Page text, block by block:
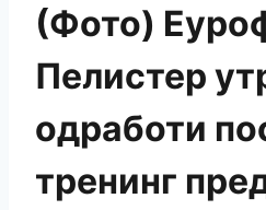
(Фото)
Пелистер
одработи
тренинг